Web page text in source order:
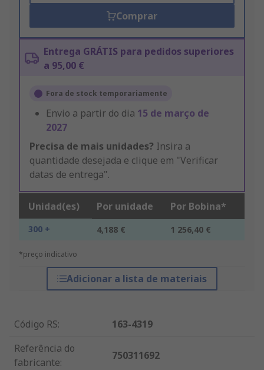
Comprar
Entrega GRÁTIS para pedidos superiores
a 95,00 €
Fora de stock temporariamente
Envio a partir do dia 15 de março de
2027
Precisa de mais unidades? Insira a
quantidade desejada e clique em "Verificar
datas de entrega".
Unidad(es) Por unidade Por Bobina*
300 + 4,188 € 1 256,40 €
*preço indicativo
Adicionar a lista de materiais
Código RS:
163-4319
Referência do
fabricante:
750311692